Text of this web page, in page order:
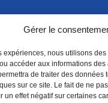
Gérer le
expériences, nous utilisons
accéder aux informations
de traiter des données
sur ce site. Le fait de ne
un effet négatif sur certaines